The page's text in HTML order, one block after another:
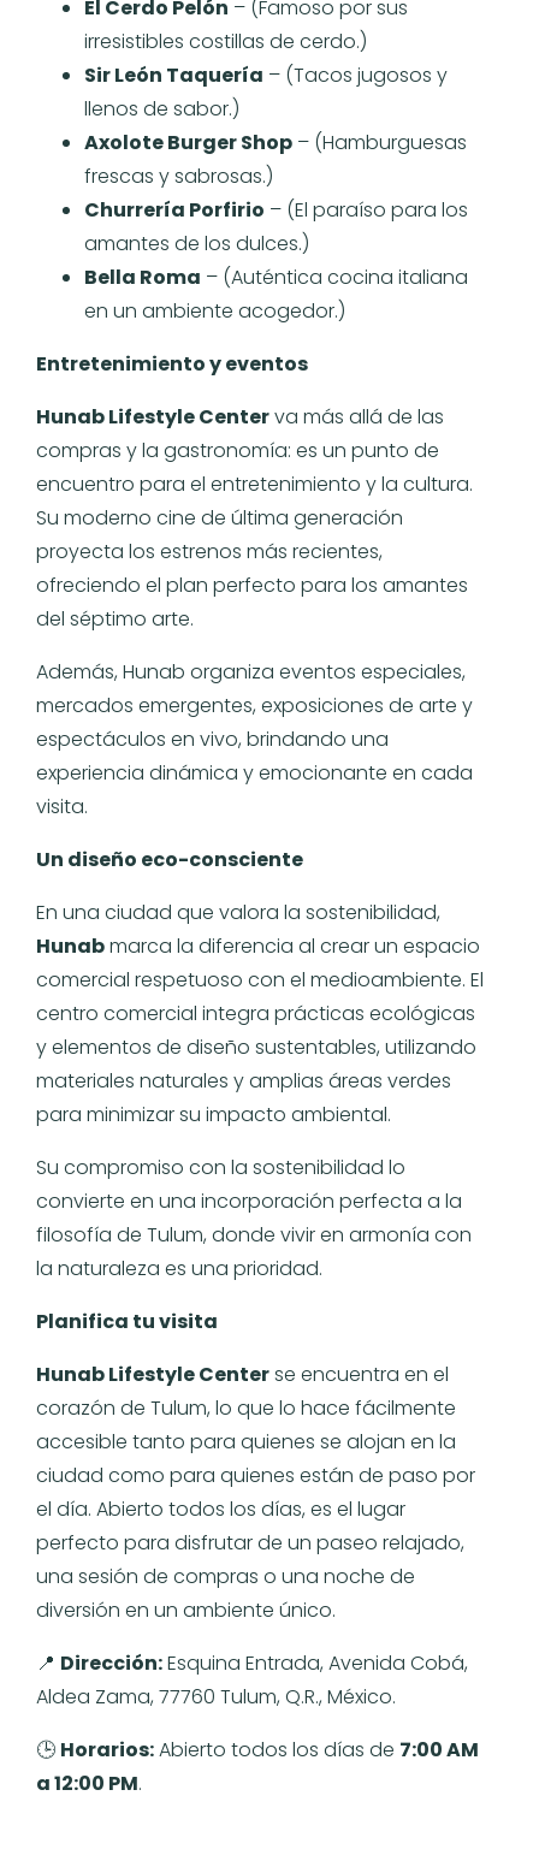
El Cerdo Pelón – (Famoso por sus
irresistibles costillas de cerdo.)
Sir León Taquería – (Tacos jugosos y
llenos de sabor.)
Axolote Burger Shop – (Hamburguesas
frescas y sabrosas.)
Churrería Porfirio – (El paraíso para los
amantes de los dulces.)
Bella Roma – (Auténtica cocina italiana
en un ambiente acogedor.)
Entretenimiento y eventos
Hunab Lifestyle Centerva más allá de las
compras y la gastronomía: es un punto de
encuentro para el entretenimiento y la cultura.
Su moderno cine de última generación
proyecta los estrenos más recientes,
ofreciendo el plan perfecto para los amantes
del séptimo arte.
Además, Hunab organiza eventos especiales,
mercados emergentes, exposiciones de arte y
espectáculos en vivo, brindando una
experiencia dinámica y emocionante en cada
visita.
Un diseño eco-consciente
En una ciudad que valora la sostenibilidad,
Hunabmarca la diferencia al crear un espacio
comercial respetuoso con el medioambiente. El
centro comercial integra prácticas ecológicas
y elementos de diseño sustentables, utilizando
materiales naturales y amplias áreas verdes
para minimizar su impacto ambiental.
Su compromiso con la sostenibilidad lo
convierte en una incorporación perfecta a la
filosofía de Tulum, donde vivir en armonía con
la naturaleza es una prioridad.
Planifica tu visita
Hunab Lifestyle Centerse encuentra en el
corazón de Tulum, lo que lo hace fácilmente
accesible tanto para quienes se alojan en la
ciudad como para quienes están de paso por
el día. Abierto todos los días, es el lugar
perfecto para disfrutar de un paseo relajado,
una sesión de compras o una noche de
diversión en un ambiente único.
📍 Dirección:Esquina Entrada, Avenida Cobá,
Aldea Zama, 77760 Tulum, Q.R., México.
🕒 Horarios:Abierto todos los días de 7:00 AM
a 12:00 PM.